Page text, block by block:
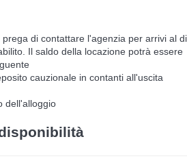
di contattare l'agenzia per arrivi al di
Il saldo della locazione potrà essere
cauzionale in contanti all'uscita
dell'alloggio